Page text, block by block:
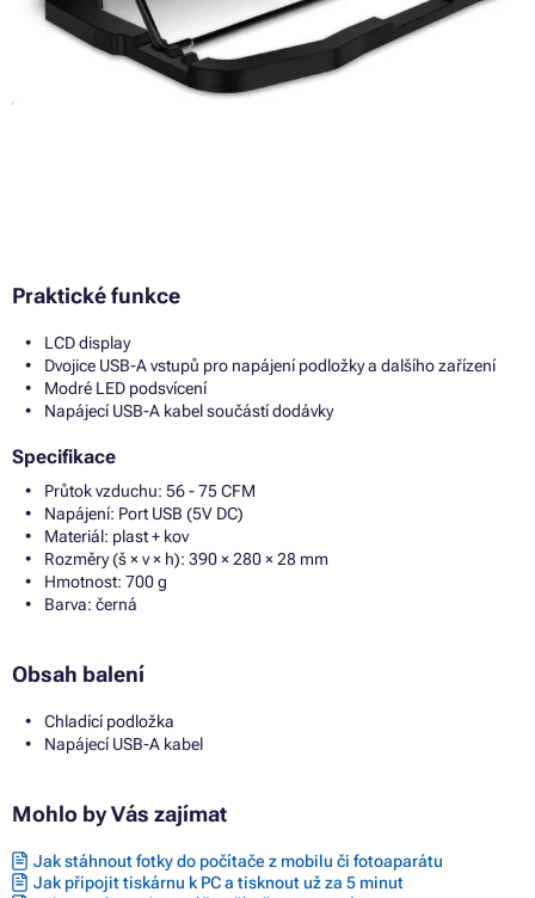
Praktické funkce
LCD display
Dvojice USB-A vstupů pro napájení podložky a dalšího zařízení
Modré LED podsvícení
Napájecí USB-A kabel součástí dodávky
Specifikace
Průtok vzduchu: 56 - 75 CFM
Napájení: Port USB (5V DC)
Materiál: plast + kov
Rozměry (š × v × h): 390 × 280 × 28 mm
Hmotnost: 700 g
Barva: černá
Obsah balení
Chladící podložka
Napájecí USB-A kabel
Mohlo by Vás zajímat
Jak stáhnout fotky do počítače z mobilu či fotoaparátu
Jak připojit tiskárnu k PC a tisknout už za 5 minut